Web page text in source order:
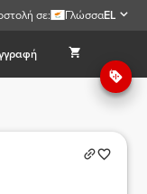
σε: ΓλώσσαEL